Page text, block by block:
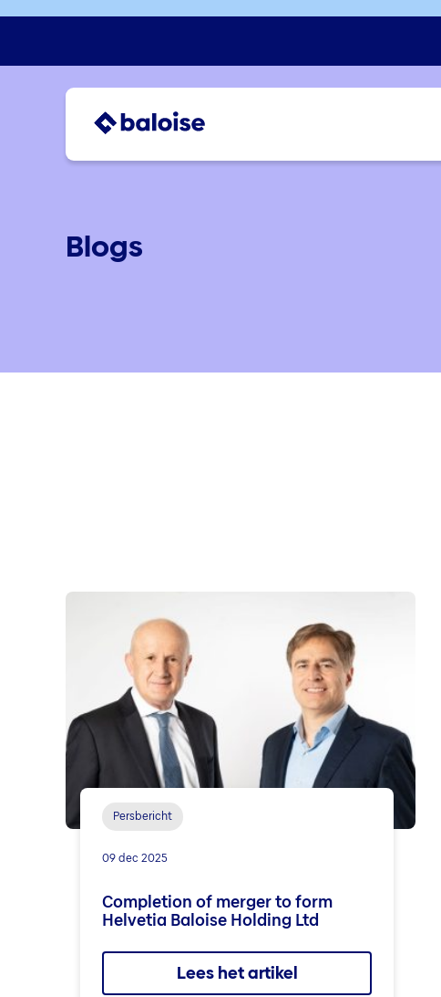
Blogs
Completion of merger to form
Helvetia Baloise Holding Ltd
Persbericht
09 dec 2025
Lees het artikel